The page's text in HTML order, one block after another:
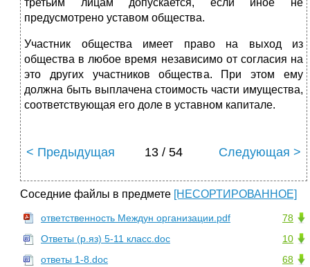
третьим лицам допускается, если иное не
предусмотрено уставом общества.
Участник общества имеет право на выход из
общества в любое время независимо от согласия на
это других участников общества. При этом ему
должна быть выплачена стоимость части имущества,
соответствующая его доле в уставном капитале.
< Предыдущая 13 / 54 Следующая >
Соседние файлы в предмете [НЕСОРТИРОВАННОЕ]
78
ответственность Междун организации.pdf
10
Ответы (р.яз) 5-11 класс.doc
68
ответы 1-8.doc